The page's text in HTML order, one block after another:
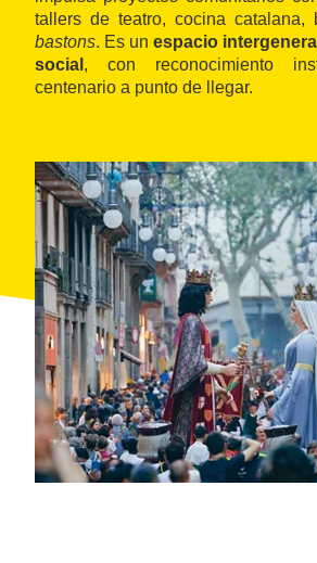
tallers de teatro, cocina catalana,
bastons. Es un espacio
social , con reconocimiento
centenario a punto de llegar.